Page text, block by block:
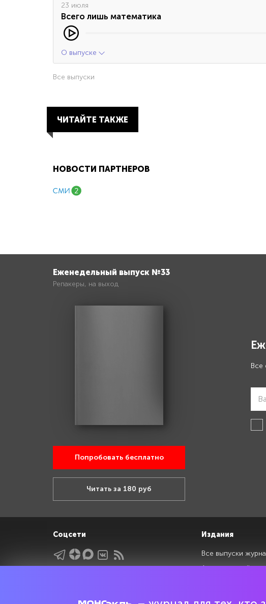
23 июля
Всего лишь математика
О выпуске
Все выпуски
ЧИТАЙТЕ ТАКЖЕ
НОВОСТИ ПАРТНЕРОВ
Еженедельный выпуск №33
Репакеры, на выход
Попробовать бесплатно
Читать за 180 руб
Все
Соцсети Издания
Все выпуски
Архив изданий